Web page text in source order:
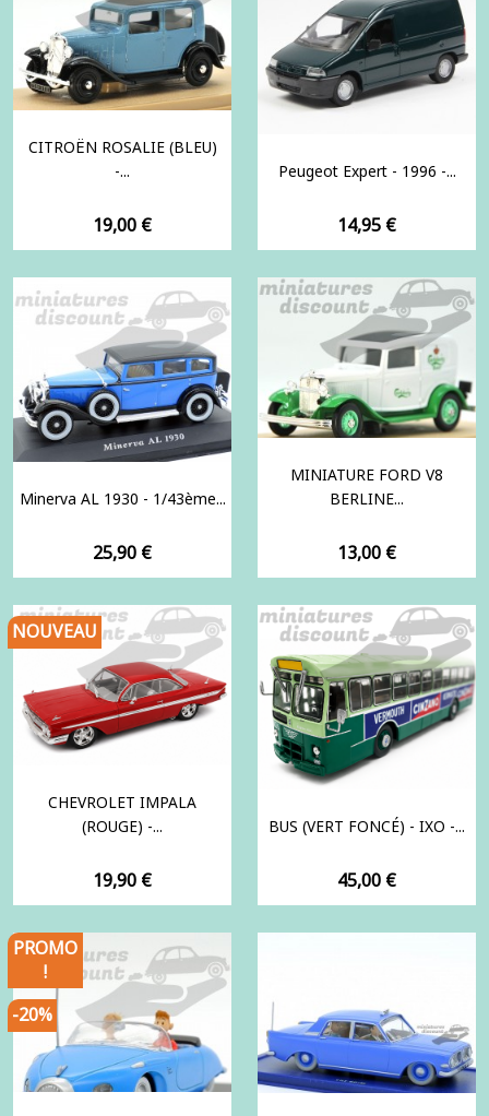
CITROËN ROSALIE (BLEU)
-...
Prix
19,00 €
Peugeot Expert - 1996 -...
Prix
14,95 €
Minerva AL 1930 - 1/43ème...
Prix
25,90 €
MINIATURE FORD V8
BERLINE...
Prix
13,00 €
CHEVROLET IMPALA
(ROUGE) -...
Prix
19,90 €
NOUVEAU
BUS (VERT FONCÉ) - IXO -...
Prix
45,00 €
PROMO
!
-20%